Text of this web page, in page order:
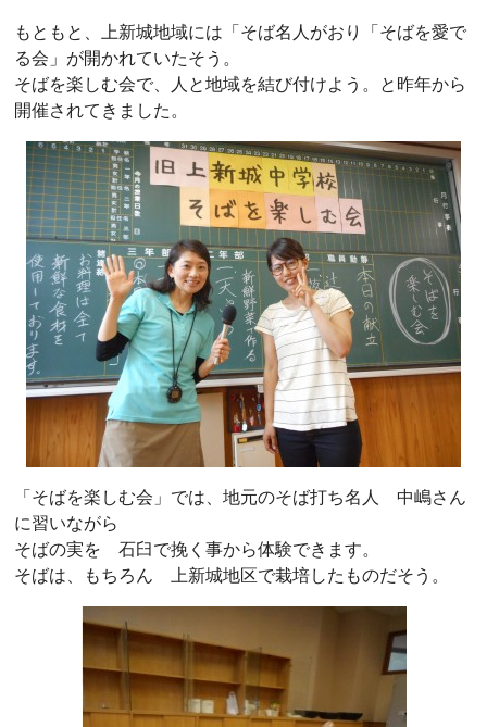
もともと、上新城地域には「そば名人がおり「そばを愛で
る会」が開かれていたそう。
そばを楽しむ会で、人と地域を結び付けよう。と昨年から
開催されてきました。
「そばを楽しむ会」では、地元のそば打ち名人 中嶋さん
に習いながら
そばの実を 石臼で挽く事から体験できます。
そばは、もちろん 上新城地区で栽培したものだそう。